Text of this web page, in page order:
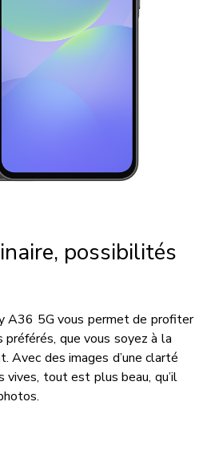
possibilités
A36 5G vous permet de profiter
que vous soyez à la
Avec des images d’une clarté
tout est plus beau, qu’il